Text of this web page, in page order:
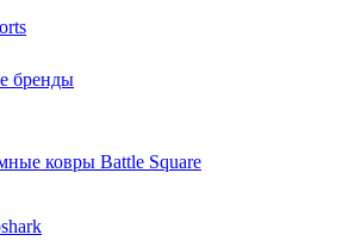
бренды
ковры Battle Square